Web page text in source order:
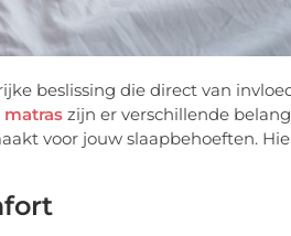
beslissing die direct van
matras zijn er verschillende
voor jouw slaapbehoeften.